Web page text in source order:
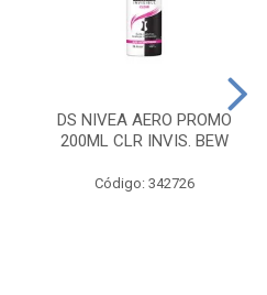
DS NIVEA AERO PROMO
200ML CLR INVIS. BEW
Código: 342726